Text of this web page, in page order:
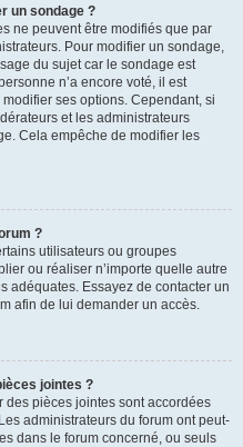
un sondage ?
ne peuvent être modifiés que par
Pour modifier un sondage,
du sujet car le sondage est
n’a encore voté, il est
ses options. Cependant, si
et les administrateurs
Cela empêche de modifier les
?
utilisateurs ou groupes
ou réaliser n’importe quelle autre
adéquates. Essayez de contacter un
afin de lui demander un accès.
jointes ?
des pièces jointes sont accordées
administrateurs du forum ont peut-
dans le forum concerné, ou seuls